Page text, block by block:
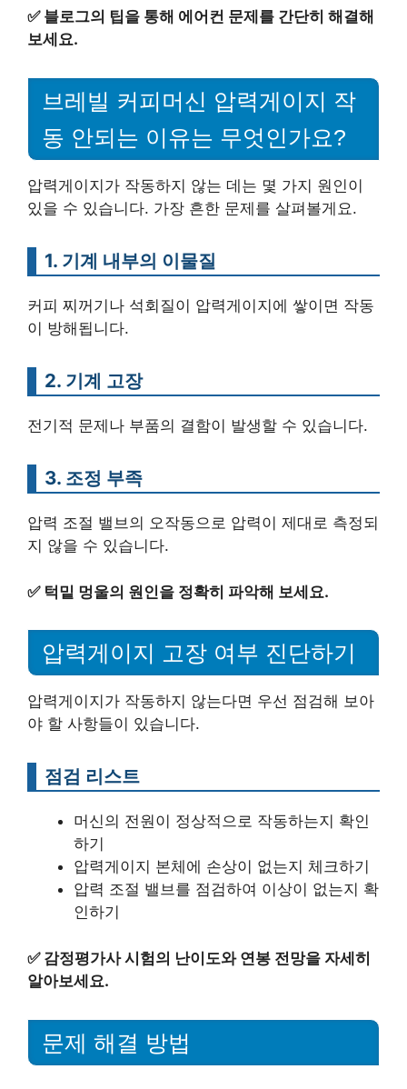
✅ 블로그의 팁을 통해 에어컨 문제를 간단히 해결해
보세요.
브레빌 커피머신 압력게이지 작
동 안되는 이유는 무엇인가요?
압력게이지가 작동하지 않는 데는 몇 가지 원인이
있을 수 있습니다. 가장 흔한 문제를 살펴볼게요.
1. 기계 내부의 이물질
커피 찌꺼기나 석회질이 압력게이지에 쌓이면 작동
이 방해됩니다.
2. 기계 고장
전기적 문제나 부품의 결함이 발생할 수 있습니다.
3. 조정 부족
압력 조절 밸브의 오작동으로 압력이 제대로 측정되
지 않을 수 있습니다.
✅ 턱밑 멍울의 원인을 정확히 파악해 보세요.
압력게이지 고장 여부 진단하기
압력게이지가 작동하지 않는다면 우선 점검해 보아
야 할 사항들이 있습니다.
점검 리스트
머신의 전원이 정상적으로 작동하는지 확인
하기
압력게이지 본체에 손상이 없는지 체크하기
압력 조절 밸브를 점검하여 이상이 없는지 확
인하기
✅ 감정평가사 시험의 난이도와 연봉 전망을 자세히
알아보세요.
문제 해결 방법